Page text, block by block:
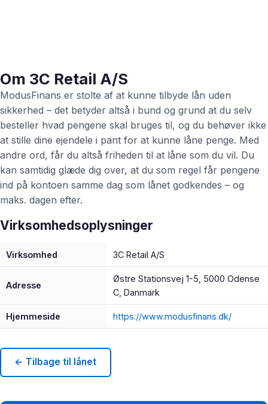
Om 3C Retail A/S
ModusFinans er stolte af at kunne tilbyde lån uden
sikkerhed – det betyder altså i bund og grund at du selv
besteller hvad pengene skal bruges til, og du behøver ikke
at stille dine ejendele i pant for at kunne låne penge. Med
andre ord, får du altså friheden til at låne som du vil. Du
kan samtidig glæde dig over, at du som regel får pengene
ind på kontoen samme dag som lånet godkendes – og
maks. dagen efter.
Virksomhedsoplysninger
Virksomhed 3C Retail A/S
Adresse
Østre Stationsvej 1-5, 5000 Odense
C, Danmark
Hjemmeside https://www.modusfinans.dk/
← Tilbage til lånet